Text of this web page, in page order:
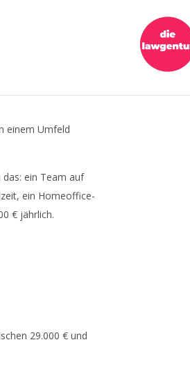
einem Umfeld
ein Team auf
ein Homeoffice-
€ jährlich.
29.000 € und